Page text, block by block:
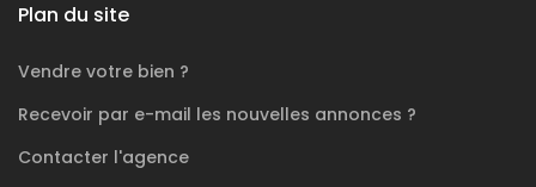
Plan du site
Vendre votre bien ?
Recevoir par e-mail les nouvelles annonces ?
Contacter l'agence